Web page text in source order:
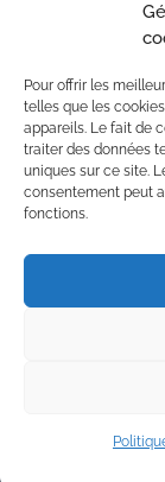
Pour offrir les
telles que les
appareils. Le fait de
traiter des données
uniques sur ce site.
consentement peut
fonctions.
L'aventure du
La Mission
La région
PRH - Pôle
Superforma
Politique de